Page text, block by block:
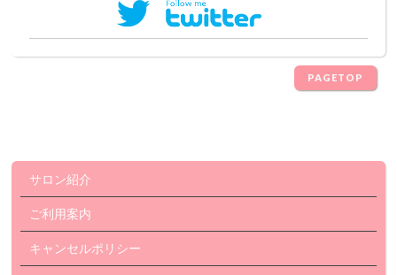
PAGETOP
サロン紹介
ご利用案内
キャンセルポリシー